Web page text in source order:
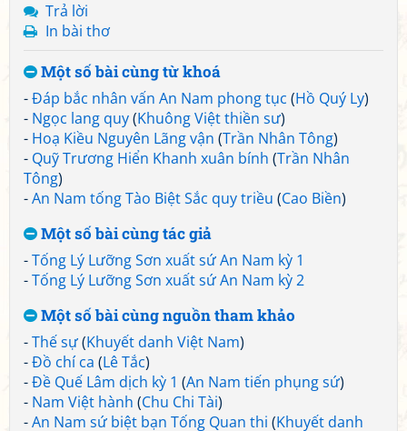
Trả lời
In bài thơ
Một số bài cùng từ khoá
-Đáp bắc nhân vấn An Nam phong tục (Hồ Quý Ly)
- Ngọc lang quy(Khuông Việt thiền sư)
- Hoạ Kiều Nguyên Lãng vận (Trần Nhân Tông)
- Quỹ Trương Hiển Khanh xuân bính (Trần Nhân
Tông)
-An Nam tống Tào Biệt Sắc quy triều (Cao Biền)
Một số bài cùng tác giả
-Tống Lý Lưỡng Sơn xuất sứ An Nam kỳ 1
-Tống Lý Lưỡng Sơn xuất sứ An Nam kỳ 2
Một số bài cùng nguồn tham khảo
-Thế sự(Khuyết danh Việt Nam)
-Đồ chí ca (Lê Tắc)
-Đề Quế Lâm dịch kỳ 1 (An Nam tiến phụng sứ)
- Nam Việt hành (Chu Chi Tài)
-An Nam sứ biệt bạn Tống Quan thi (Khuyết danh